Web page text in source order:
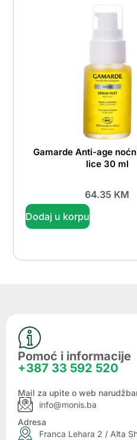
Gamarde Anti-age
lice 30 ml
64.35 KM
Dodaj u korpu
Pomoć i informacije
+387 33 592 520
Mail za upite o web
info@monis.ba
Adresa
Franca Lehara 2 / Alta